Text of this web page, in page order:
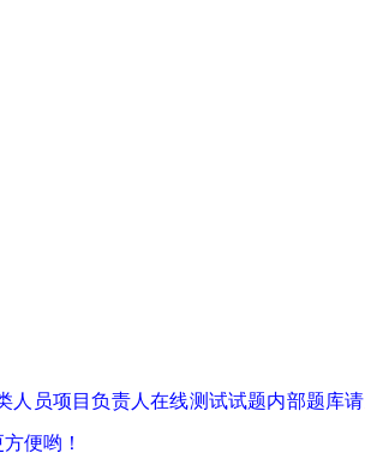
人员项目负责人在线测试试题内部题库请
便哟！